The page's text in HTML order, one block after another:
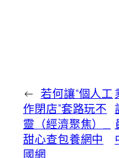
← 若何讓“個人工
作閉店”套路玩不
靈（經濟聚焦）_
甜心查包養網中
國網